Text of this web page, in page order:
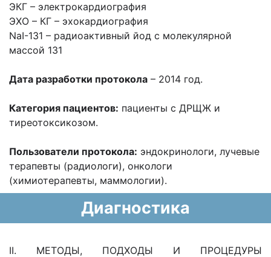
ЭКГ – электрокардиография
ЭХО – КГ – эхокардиография
NaI-131 – радиоактивный йод с молекулярной
массой 131
Дата разработки протокола – 2014 год.
Категория пациентов: пациенты с ДРЩЖ и
тиреотоксикозом.
Пользователи протокола: эндокринологи, лучевые
терапевты (радиологи), онкологи
(химиотерапевты, маммологии).
Диагностика
II. МЕТОДЫ, ПОДХОДЫ И ПРОЦЕДУРЫ